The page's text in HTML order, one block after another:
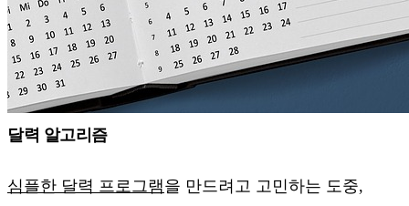
달력 알고리즘
심플한 달력 프로그램을 만드려고 고민하는 도중,